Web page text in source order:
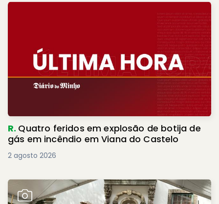
R. Quatro feridos em explosão de botija de
gás em incêndio em Viana do Castelo
2 agosto 2026